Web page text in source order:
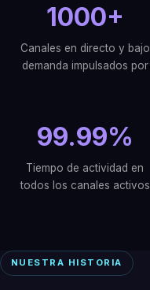
1000+
Canales en directo y bajo
demanda impulsados por
99.99%
Tiempo de actividad en
todos los canales activos
NUESTRA HISTORIA